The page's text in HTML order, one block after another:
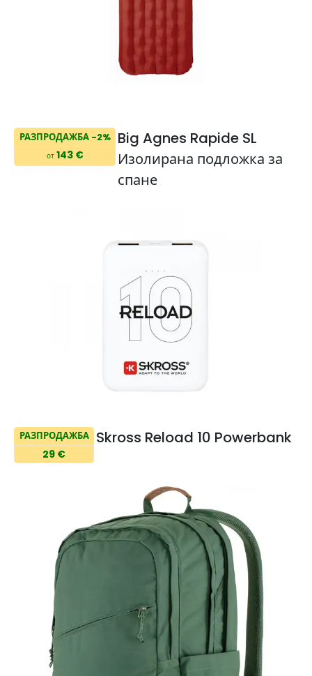
РАЗПРОДАЖБА -2%
от143 €
Big Agnes Rapide SL
Изолирана подложка за
спане
РАЗПРОДАЖБА
29 €
Skross Reload 10 Powerbank